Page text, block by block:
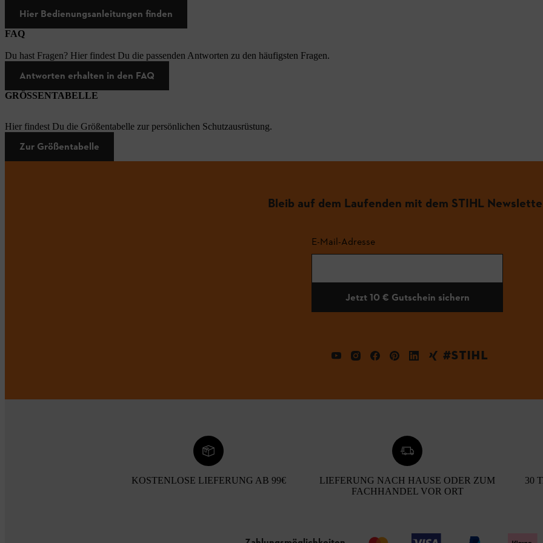
Hier Bedienungsanleitungen finden
FAQ
Du hast Fragen? Hier findest Du die passenden Antworten zu den häufigsten Fragen.
Antworten erhalten in den FAQ
GRÖSSENTABELLE
Hier findest Du die Größentabelle zur persönlichen Schutzausrüstung.
Zur Größentabelle
Bleib auf dem Laufenden mit dem STIHL
E-Mail-Adresse
Jetzt 10 € Gutschein sichern
#STIHL
KOSTENLOSE LIEFERUNG AB 99€
LIEFERUNG NACH HAUSE ODER ZUM
FACHHANDEL VOR ORT
30